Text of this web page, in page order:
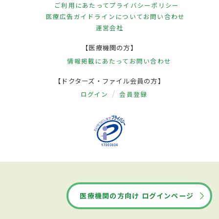
ご利用にあたってプライバシーポリシー
医療広告ガイドラインについてお問い合わせ
運営会社
【医療機関の方】
情報掲載にあたって お問い合わせ
【ドクターズ・ファイル会員の方】
ログイン 会員登録
医療機関の方向け ログインページ